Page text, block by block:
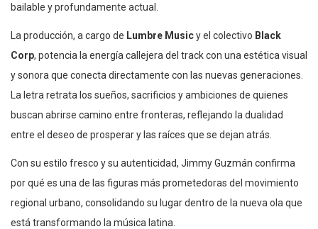
bailable y profundamente actual.
La producción, a cargo de Lumbre Musicy el colectivo Black
Corp, potencia la energía callejera del track con una estética visual
y sonora que conecta directamente con las nuevas generaciones.
La letra retrata los sueños, sacrificios y ambiciones de quienes
buscan abrirse camino entre fronteras, reflejando la dualidad
entre el deseo de prosperar y las raíces que se dejan atrás.
Con su estilo fresco y su autenticidad, Jimmy Guzmán confirma
por qué es una de las figuras más prometedoras del movimiento
regional urbano, consolidando su lugar dentro de la nueva ola que
está transformando la música latina.